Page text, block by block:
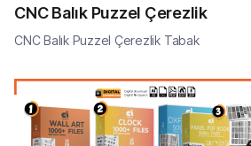
CNC Balık Puzzel Çerezlik
CNC Balık Puzzel Çerezlik Tabak